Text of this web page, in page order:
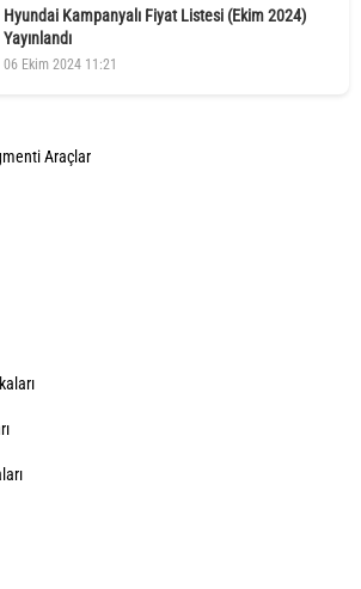
Hyundai Kampanyalı Fiyat Listesi (Ekim 2024)
Yayınlandı
06 Ekim 2024 11:21
Araçlar